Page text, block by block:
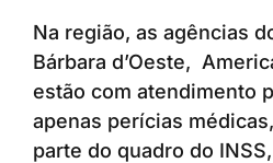
Na região, as agências
Bárbara d’Oeste,
estão com atendimento
apenas perícias
parte do quadro do